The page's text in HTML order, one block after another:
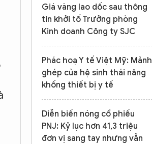
Giá vàng lao dốc sau thông
tin khởi tố Trưởng phòng
Kinh doanh Công ty SJC
Phác hoạ Y tế Việt Mỹ: Mảnh
ghép của hệ sinh thái nâng
khống thiết bị y tế
Diễn biến nóng cổ phiếu
PNJ: Kỷ lục hơn 41,3 triệu
đơn vị sang tay nhưng vẫn